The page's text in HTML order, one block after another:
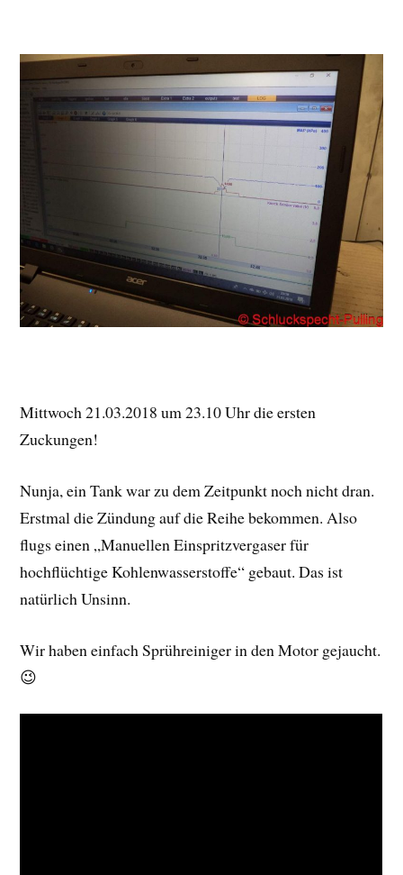
Mittwoch 21.03.2018 um 23.10 Uhr die ersten
Zuckungen!
Nunja, ein Tank war zu dem Zeitpunkt noch nicht dran.
Erstmal die Zündung auf die Reihe bekommen. Also
flugs einen „Manuellen Einspritzvergaser für
hochflüchtige Kohlenwasserstoffe“ gebaut. Das ist
natürlich Unsinn.
Wir haben einfach Sprühreiniger in den Motor gejaucht.
😉